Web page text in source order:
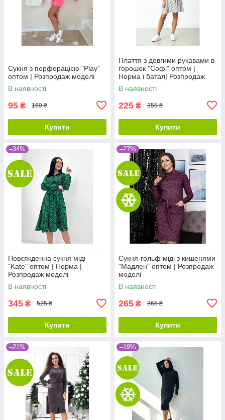
Сукня з перфорацією "Play"
оптом | Розпродаж моделі
В наявності
95 ₴ 160 ₴
Купити
Плаття з довгими рукавами в
горошок "Софі" оптом |
Норма і батал| Розпродаж
В наявності
225 ₴ 355 ₴
Купити
–34%
Повсякденна сукня міді
"Kate" оптом | Норма |
Розпродаж моделі
В наявності
345 ₴ 525 ₴
Купити
–27%
Сукня-гольф міді з кишенями
"Мадлен" оптом | Розпродаж
моделі
В наявності
265 ₴ 365 ₴
Купити
–21% –19%